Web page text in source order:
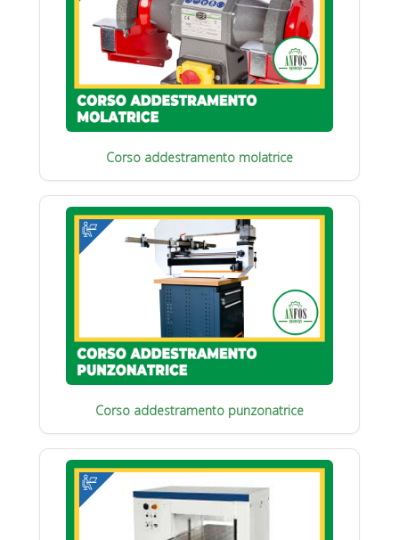
Corso addestramento molatrice
Corso addestramento punzonatrice